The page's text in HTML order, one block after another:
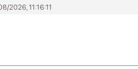
2026, 11:16:11